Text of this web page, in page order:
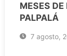
MESES DE
PALPALÁ
7 agosto,